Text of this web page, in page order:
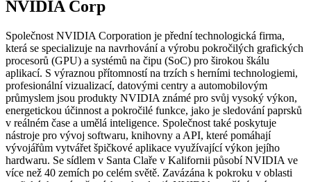
NVIDIA Corp
Společnost NVIDIA Corporation je přední technologická firma,
která se specializuje na navrhování a výrobu pokročilých grafických
procesorů (GPU) a systémů na čipu (SoC) pro širokou škálu
aplikací. S výraznou přítomností na trzích s herními technologiemi,
profesionální vizualizací, datovými centry a automobilovým
průmyslem jsou produkty NVIDIA známé pro svůj vysoký výkon,
energetickou účinnost a pokročilé funkce, jako je sledování paprsků
v reálném čase a umělá inteligence. Společnost také poskytuje
nástroje pro vývoj softwaru, knihovny a API, které pomáhají
vývojářům vytvářet špičkové aplikace využívající výkon jejího
hardwaru. Se sídlem v Santa Claře v Kalifornii působí NVIDIA ve
více než 40 zemích po celém světě. Zavázána k pokroku v oblasti